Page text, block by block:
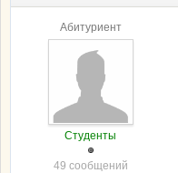
Абитуриент
Студенты
49 сообщений